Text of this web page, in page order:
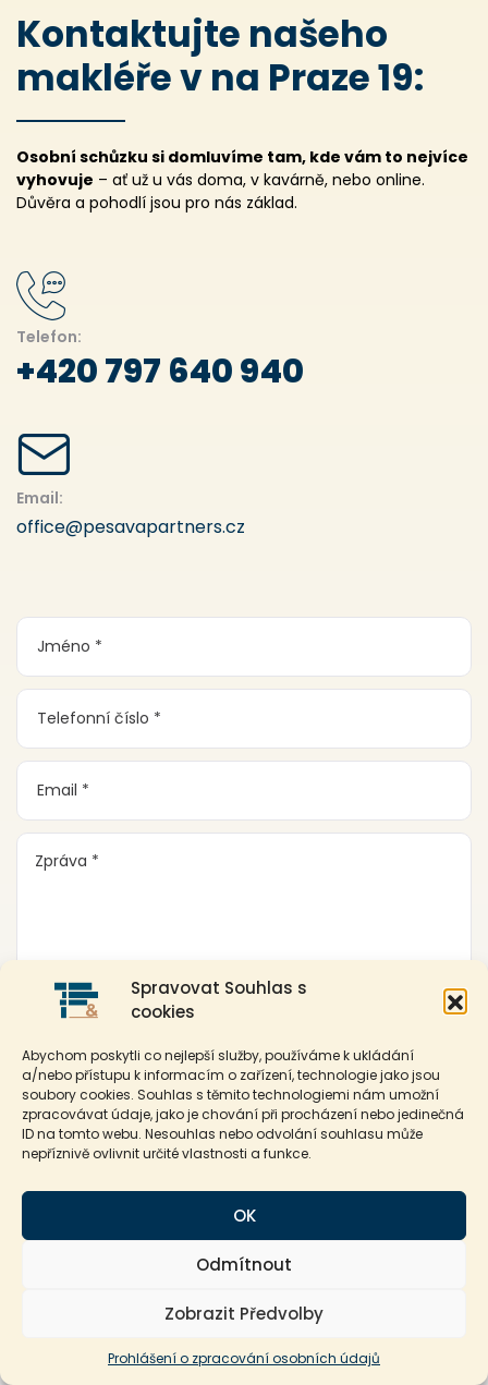
Spravovat Souhlas s
cookies
Abychom poskytli co nejlepší služby, používáme k ukládání
a/nebo přístupu k informacím o zařízení, technologie jako jsou
soubory cookies. Souhlas s těmito technologiemi nám umožní
zpracovávat údaje, jako je chování při procházení nebo jedinečná
ID na tomto webu. Nesouhlas nebo odvolání souhlasu může
nepříznivě ovlivnit určité vlastnosti a funkce.
OK
Odmítnout
Zobrazit Předvolby
Prohlášení o zpracování osobních údajů
Kontaktujte našeho
makléřevna Praze19:
Osobní schůzku si domluvíme tam, kde vám to nejvíce
vyhovuje – ať už u vás doma, v kavárně, nebo online.
Důvěra a pohodlí jsou pro nás základ.
Telefon:
+420 797 640 940
Email:
office@pesavapartners.cz
Ověření před roboty: dva + šest = ? ( zadejte číslici )
Odeslat
Volat
*Vyplněním a odesláním tohoto formuláře udělujete souhlas s využitím Vašich
osobních údajů v souladu s nařízením (EU) 2016/679 (GDPR).